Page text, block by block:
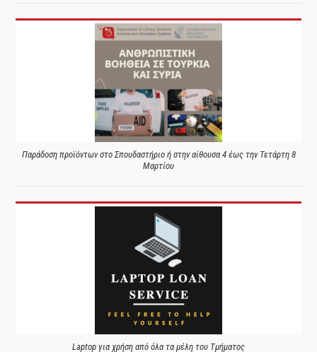
Παράδοση προϊόντων στο Σπουδαστήριο ή στην αίθουσα 4 έως την Τετάρτη 8
Μαρτίου
Laptop για χρήση από όλα τα μέλη του Τμήματος